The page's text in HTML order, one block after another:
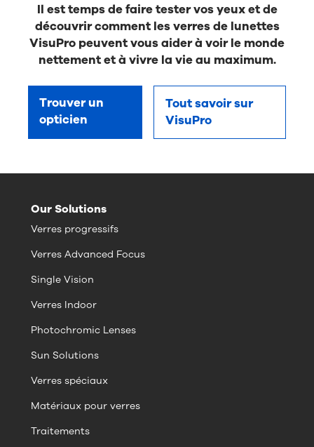
Il est temps de faire tester vos yeux et de
découvrir comment les verres de lunettes
VisuPro peuvent vous aider à voir le monde
nettement et à vivre la vie au maximum.
Trouver un
opticien
Tout savoir sur
VisuPro
Our Solutions
Verres progressifs
Verres Advanced Focus
Single Vision
Verres Indoor
Photochromic Lenses
Sun Solutions
Verres spéciaux
Matériaux pour verres
Traitements